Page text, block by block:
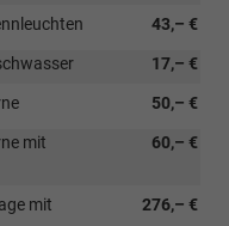
43,– €
17,– €
50,– €
60,– €
mit
276,– €
mit